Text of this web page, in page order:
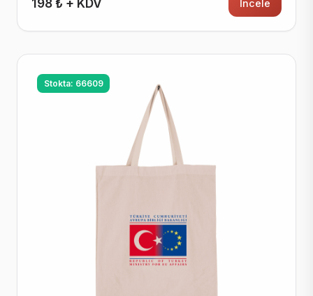
İncele
Stokta: 66609